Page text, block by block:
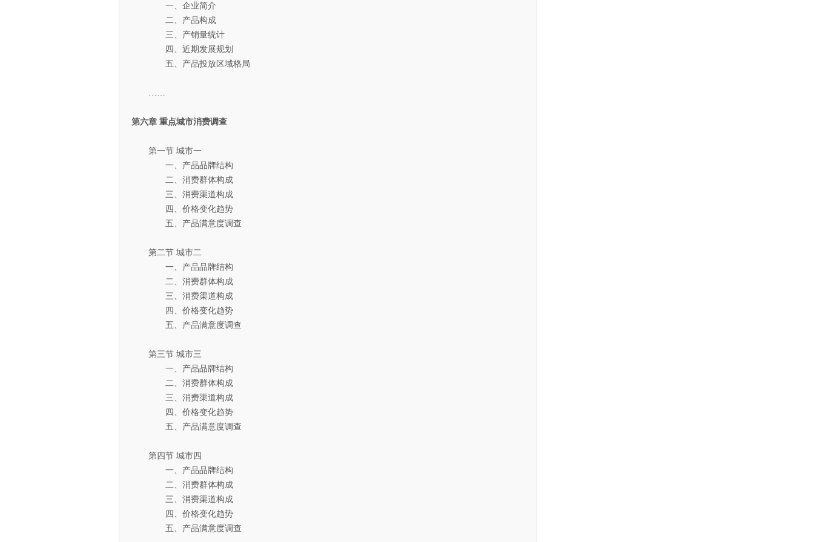
一、企业简介
二、产品构成
三、产销量统计
四、近期发展规划
五、产品投放区域格局
……
第六章 重点城市消费调查
第一节 城市一
一、产品品牌结构
二、消费群体构成
三、消费渠道构成
四、价格变化趋势
五、产品满意度调查
第二节 城市二
一、产品品牌结构
二、消费群体构成
三、消费渠道构成
四、价格变化趋势
五、产品满意度调查
第三节 城市三
一、产品品牌结构
二、消费群体构成
三、消费渠道构成
四、价格变化趋势
五、产品满意度调查
第四节 城市四
一、产品品牌结构
二、消费群体构成
三、消费渠道构成
四、价格变化趋势
五、产品满意度调查